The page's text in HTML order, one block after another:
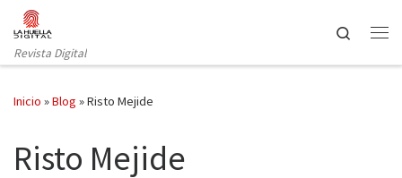
Saltar al contenido
Revista Digital
Search
Inicio »Blog »Risto Mejide
Risto Mejide